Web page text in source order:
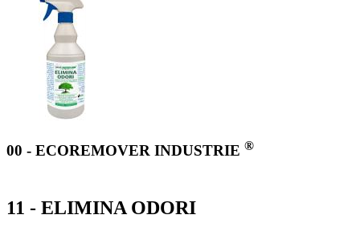
00 - ECOREMOVER INDUSTRIE ®
11 - ELIMINA ODORI